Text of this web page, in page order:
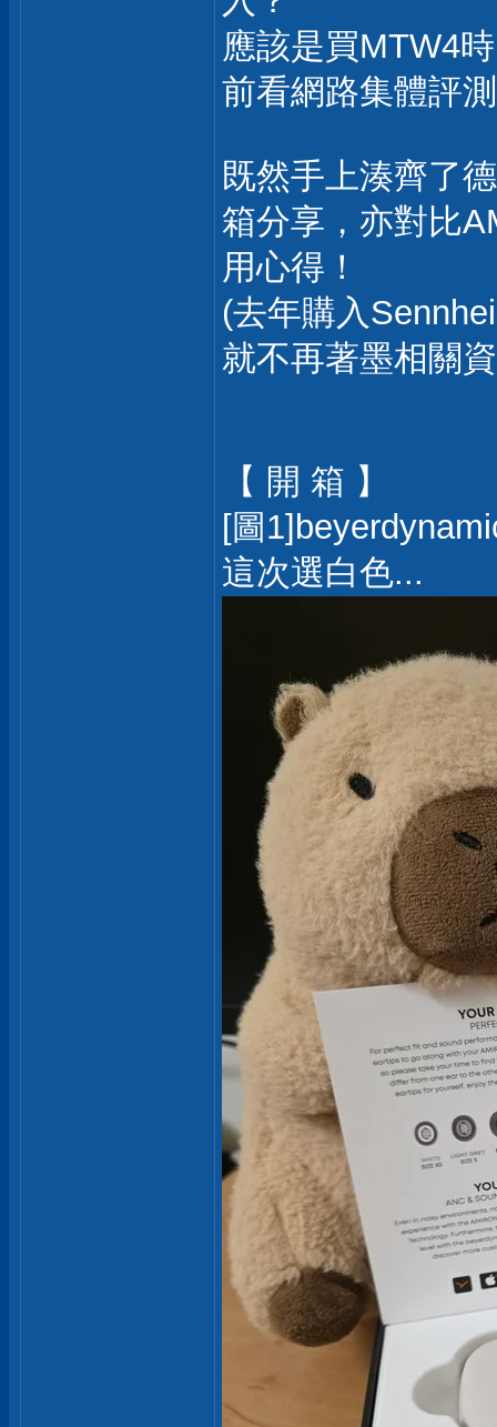
應該是買MTW4
前看網路集體評
既然手上湊齊了
箱分享，亦對比
用心得！
(去年購入
就不再著墨相關
【 開 箱 】
[圖
這次選白色...